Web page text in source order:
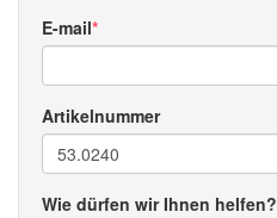
E-mail
Artikelnummer
Wie dürfen wir Ihnen helfen?